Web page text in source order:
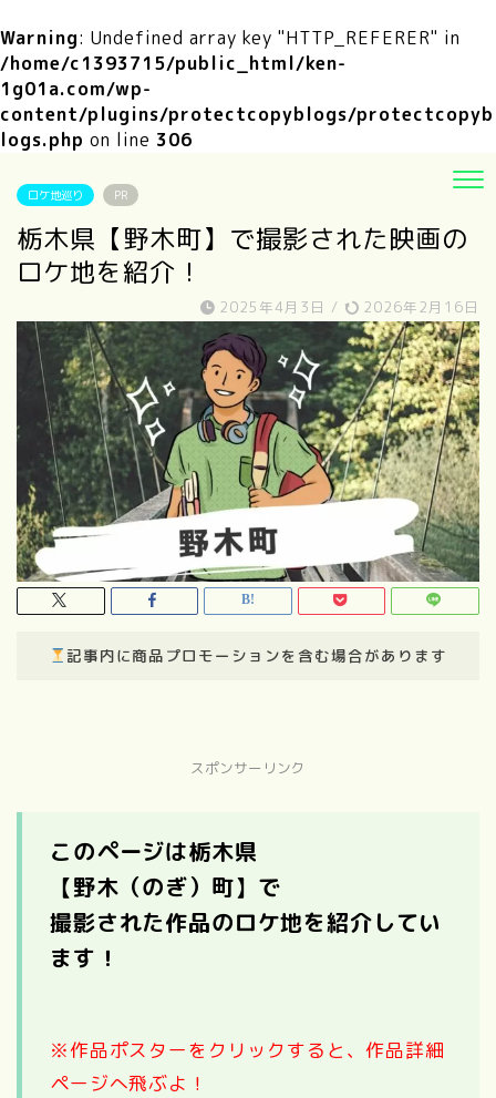
Warning: Undefined array key "HTTP_REFERER" in
/home/c1393715/public_html/ken-
1g01a.com/wp-
content/plugins/protectcopyblogs/protectcopyb
logs.php on line 306
ロケ地巡り PR
栃木県【野木町】で撮影された映画の
ロケ地を紹介！
2025年4月3日 / 2026年2月16日
記事内に商品プロモーションを含む場合があります
スポンサーリンク
このページは栃木県
【野木（のぎ）町】で
撮影された作品のロケ地を紹介してい
ます！
※作品ポスターをクリックすると、作品詳細
ページへ飛ぶよ！